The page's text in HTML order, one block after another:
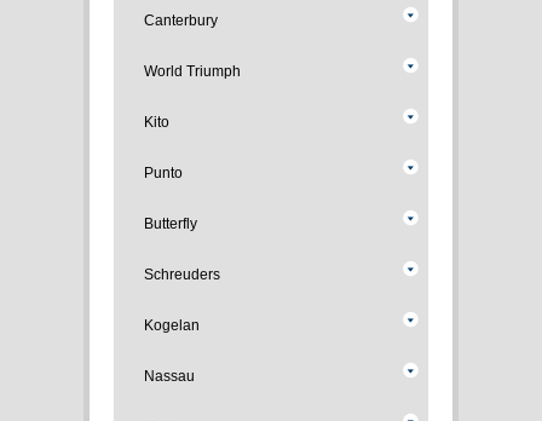
Canterbury
World Triumph
Kito
Punto
Butterfly
Schreuders
Kogelan
Nassau